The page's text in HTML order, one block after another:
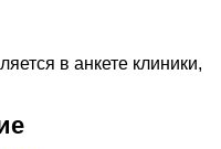
в анкете клиники,